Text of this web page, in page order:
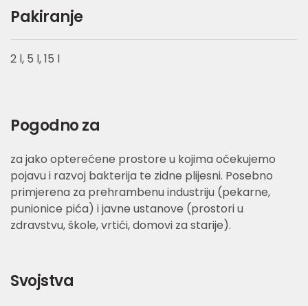
Pakiranje
2 l, 5 l, 15 l
Pogodno za
za jako opterećene prostore u kojima očekujemo
pojavu i razvoj bakterija te zidne plijesni. Posebno
primjerena za prehrambenu industriju (pekarne,
punionice pića) i javne ustanove (prostori u
zdravstvu, škole, vrtići, domovi za starije).
Svojstva